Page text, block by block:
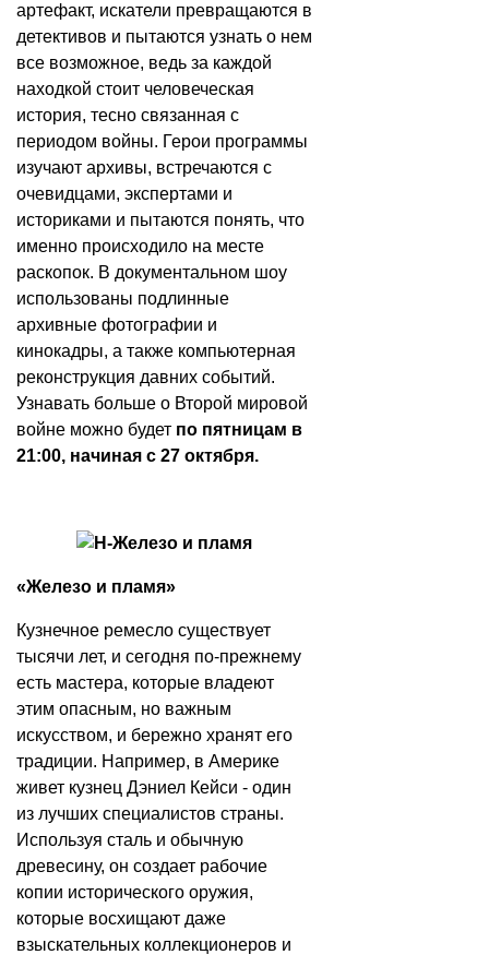
артефакт, искатели превращаются в
детективов и пытаются узнать о нем
все возможное, ведь за каждой
находкой стоит человеческая
история, тесно связанная с
периодом войны. Герои программы
изучают архивы, встречаются с
очевидцами, экспертами и
историками и пытаются понять, что
именно происходило на месте
раскопок. В документальном шоу
использованы подлинные
архивные фотографии и
кинокадры, а также компьютерная
реконструкция давних событий.
Узнавать больше о Второй мировой
войне можно будет по пятницам в
21:00, начиная с 27 октября.
«Железо и пламя»
Кузнечное ремесло существует
тысячи лет, и сегодня по-прежнему
есть мастера, которые владеют
этим опасным, но важным
искусством, и бережно хранят его
традиции. Например, в Америке
живет кузнец Дэниел Кейси - один
из лучших специалистов страны.
Используя сталь и обычную
древесину, он создает рабочие
копии исторического оружия,
которые восхищают даже
взыскательных коллекционеров и